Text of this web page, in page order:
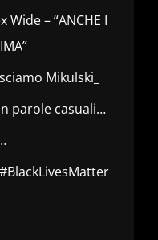
Wide – “ANCHE I
Mikulski_
parole casuali…
#BlackLivesMatter